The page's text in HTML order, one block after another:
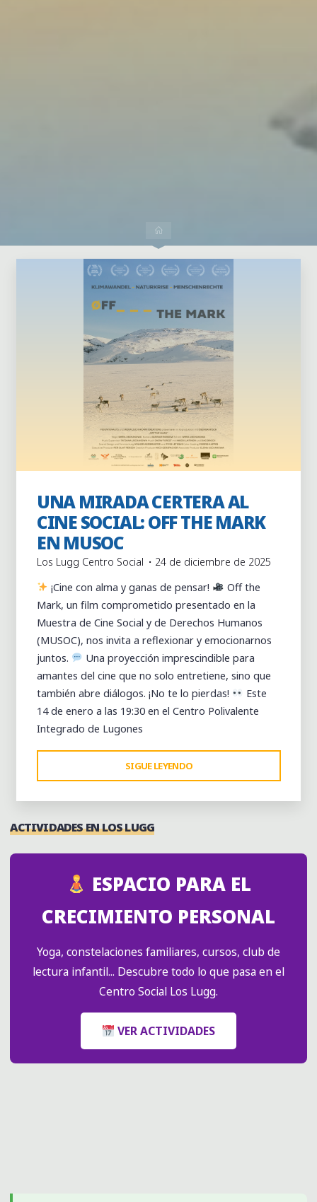
Actividades Actividades puntuales Colaboración
externa
UNA MIRADA CERTERA AL
CINE SOCIAL: OFF THE MARK
EN MUSOC
Los Lugg Centro Social
24 de diciembre de 2025
¡Cine con alma y ganas de pensar!
Off the
Mark, un film comprometido presentado en la
Muestra de Cine Social y de Derechos Humanos
(MUSOC), nos invita a reflexionar y emocionarnos
juntos.
Una proyección imprescindible para
amantes del cine que no solo entretiene, sino que
también abre diálogos. ¡No te lo pierdas!
Este
14 de enero a las 19:30 en el Centro Polivalente
Integrado de Lugones
SIGUE LEYENDO
MIRADA
CERTERA
SOCIAL:
THE
EN
ACTIVIDADES EN LOS LUGG
ESPACIO PARA EL
CRECIMIENTO PERSONAL
Yoga, constelaciones familiares, cursos, club de
lectura infantil... Descubre todo lo que pasa en el
Centro Social Los Lugg.
VER ACTIVIDADES